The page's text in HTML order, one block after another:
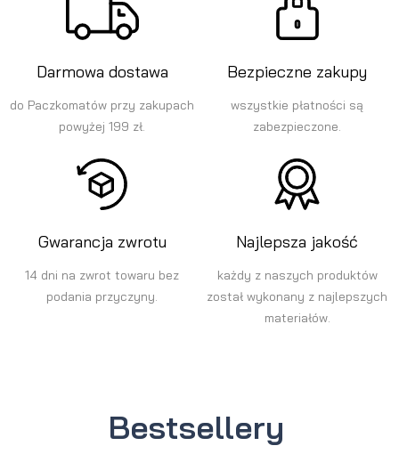
Darmowa dostawa
do Paczkomatów przy zakupach
powyżej 199 zł.
Bezpieczne zakupy
wszystkie płatności są
zabezpieczone.
Gwarancja zwrotu
14 dni na zwrot towaru bez
podania przyczyny.
Najlepsza jakość
każdy z naszych produktów
został wykonany z najlepszych
materiałów.
Bestsellery